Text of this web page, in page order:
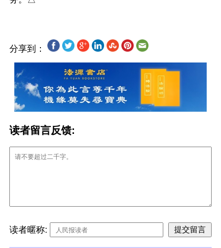
分享到：
读者留言反馈:
读者暱称: